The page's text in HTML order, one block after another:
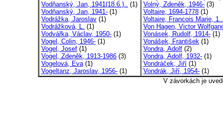
Vodňanský, Jan, 1941(18.6.).. (1)
Vodňanský, Jan, 1941- (1)
Vodrážka, Jaroslav (1)
Vodrážková, L. (1)
Vodvářka, Václav, 1950- (1)
Vogel, Colin, 1946- (1)
Vogel, Josef (1)
Vogel, Zdeněk, 1913-1986 (3)
Vogelová, Eva(1)
Vogeltanz, Jaroslav, 1956- (1)
Volný, Zdeněk, 1946- (3)
Voltaire, 1694-1778 (1)
Voltaire, Francois Marie, 1..
Von Hagen, Victor
Vonásek, Rudolf, 1914- (1)
Vonášek, František (1)
Vondra, Adolf (2)
Vondra, Adolf, 1932- (1)
Vondráček, Jiří (1)
Vondrák, Jiří, 1954- (1)
V závorkách je